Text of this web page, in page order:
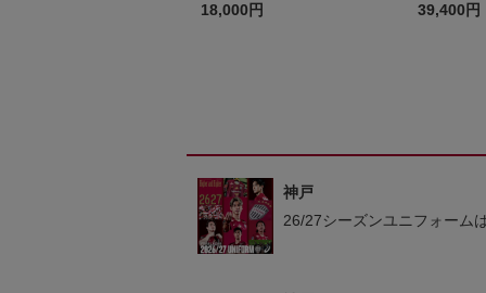
18,000円
39,400円
神戸
26/27シーズンユニフォーム